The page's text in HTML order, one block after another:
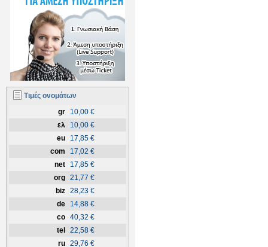
Τιμές ονομάτων
gr
10,00 €
ελ
10,00 €
eu
17,85 €
com
17,02 €
net
17,85 €
org 21,77 €
biz 28,23 €
de
14,88 €
co 40,32 €
tel
22,58 €
ru 29,76 €